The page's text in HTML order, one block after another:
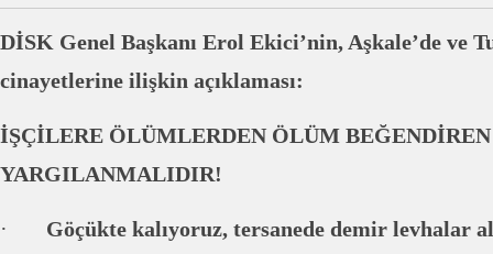
DİSK Genel Başkanı Erol Ekici’nin, Aşkale’de ve
cinayetlerine ilişkin açıklaması:
İŞÇİLERE ÖLÜMLERDEN ÖLÜM
YARGILANMALIDIR!
· Göçükte kalıyoruz, tersanede demir levhalar